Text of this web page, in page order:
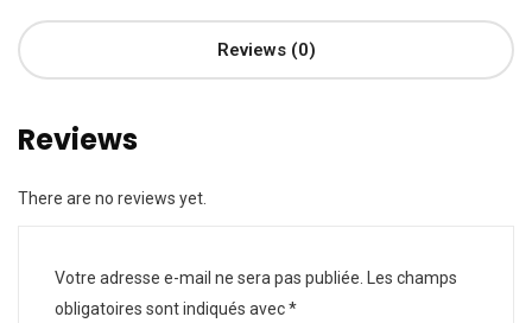
Reviews (0)
Reviews
There are no reviews yet.
Votre adresse e-mail ne sera pas publiée.
Les champs
obligatoires sont indiqués avec*